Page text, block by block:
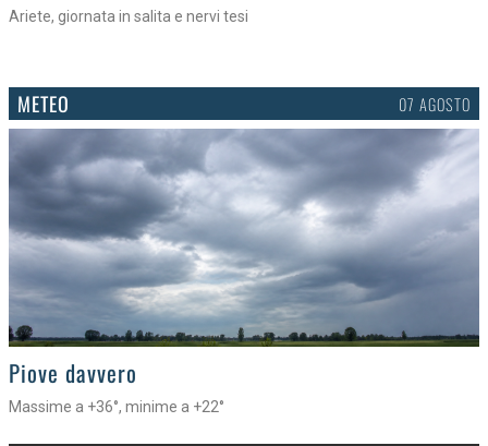
Ariete, giornata in salita e nervi tesi
METEO 07 AGOSTO
>
Piove davvero
Massime a +36°, minime a +22°